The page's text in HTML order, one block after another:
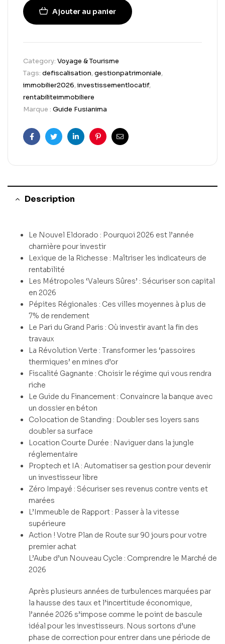
Ajouter au panier
Category: Voyage & Tourisme
Tags: defiscalisation,gestionpatrimoniale,
immobilier2026,investissementlocatif,
rentabiliteimmobiliere
Marque : Guide Fusianima
FacebookTwitterLinkedinPinterestEmail
Description
Le Nouvel Eldorado : Pourquoi 2026 est l’année
charnière pour investir
Lexique de la Richesse : Maîtriser les indicateurs de
rentabilité
Les Métropoles ‘Valeurs Sûres’ : Sécuriser son capital
en 2026
Pépites Régionales : Ces villes moyennes à plus de
7% de rendement
Le Pari du Grand Paris : Où investir avant la fin des
travaux
La Révolution Verte : Transformer les ‘passoires
thermiques’ en mines d’or
Fiscalité Gagnante : Choisir le régime qui vous rendra
riche
Le Guide du Financement : Convaincre la banque avec
un dossier en béton
Colocation de Standing : Doubler ses loyers sans
doubler sa surface
Location Courte Durée : Naviguer dans la jungle
réglementaire
Proptech et IA : Automatiser sa gestion pour devenir
un investisseur libre
Zéro Impayé : Sécuriser ses revenus contre vents et
marées
L’Immeuble de Rapport : Passer à la vitesse
supérieure
Action ! Votre Plan de Route sur 90 jours pour votre
premier achat
L’Aube d’un Nouveau Cycle : Comprendre le Marché de
2026
Après plusieurs années de turbulences marquées par
la hausse des taux et l’incertitude économique,
l’année 2026 s’impose comme le point de bascule
idéal pour les investisseurs. Nous sortons d’une
phase de correction pour entrer dans une période de